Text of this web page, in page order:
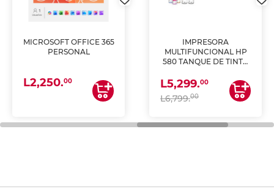
MICROSOFT OFFICE 365
PERSONAL
L2,250.00
IMPRESORA
MULTIFUNCIONAL HP
580 TANQUE DE TINTA
ESCANEA)
L5,299.00
L6,799.00